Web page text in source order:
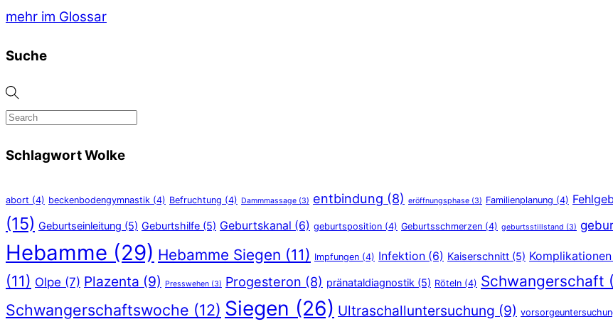
mehr im Glossar
Suche
Schlagwort Wolke
abort (4) beckenbodengymnastik (4) Befruchtung (4) Dammmassage (3) entbindung (8) eröffnungsphase (3) Familienplanung (4)
(15) Geburtseinleitung (5) Geburtshilfe (5) Geburtskanal (6) geburtsposition (4) Geburtsschmerzen (4) geburtsstillstand (3)
Hebamme (29) Hebamme Siegen (11) Impfungen (4) Infektion (6) Kaiserschnitt (5) Komplikationen
(11) Olpe (7) Plazenta (9) Presswehen (3) Progesteron (8) pränataldiagnostik (5) Röteln (4) Schwangerschaft
Schwangerschaftswoche (12) Siegen (26) Ultraschalluntersuchung (9)